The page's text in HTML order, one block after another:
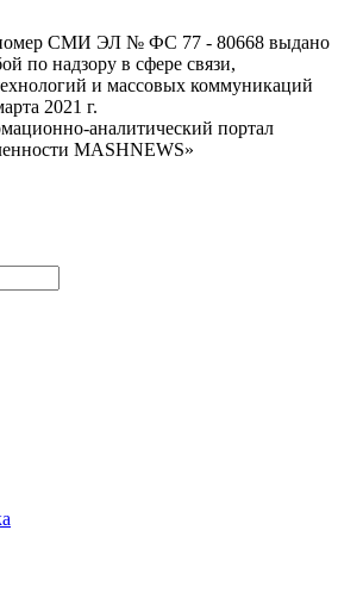
СМИ ЭЛ № ФС 77 - 80668 выдано
по надзору в сфере связи,
и массовых коммуникаций
2021 г.
аналитический портал
MASHNEWS»